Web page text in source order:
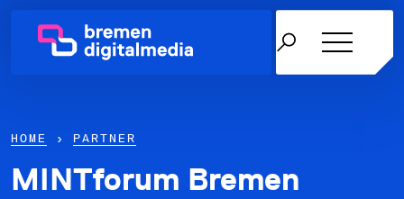
HOME › PARTNER
MINTforum Bremen